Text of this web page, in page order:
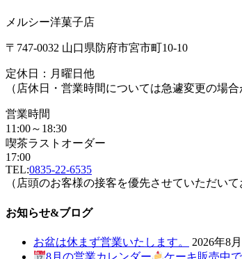
メルシー洋菓子店
〒747-0032 山口県防府市宮市町10-10
定休日：月曜日他
（店休日・営業時間については急遽変更の場
営業時間
11:00～18:30
喫茶ラストオーダー
17:00
TEL:0835-22-6535
（店頭のお客様の接客を優先させていただい
お知らせ&ブログ
お盆は休まず営業いたします。
2026年8
8月の営業カレンダー
ケーキ販売中